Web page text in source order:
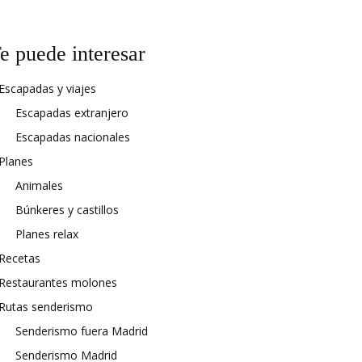
puede interesar
y viajes
Escapadas extranjero
Escapadas nacionales
Animales
Búnkeres y castillos
Planes relax
molones
senderismo
Senderismo fuera Madrid
Senderismo Madrid